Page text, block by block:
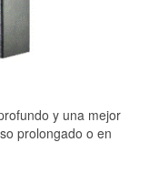
y una mejor
prolongado o en